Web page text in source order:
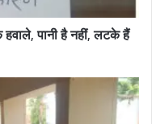
पानी है नहीं, लटके हैं